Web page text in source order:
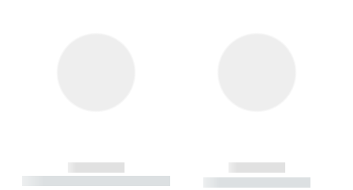
------------
----------- ----------- --------
------------
----------- -----------